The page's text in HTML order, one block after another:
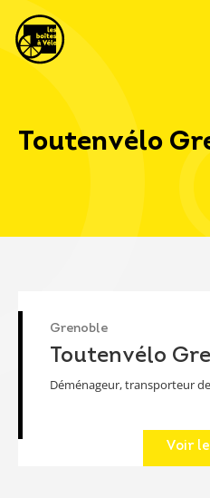
Toutenvélo
Grenoble
Toutenvélo
Déménageur, transporteur
Voir